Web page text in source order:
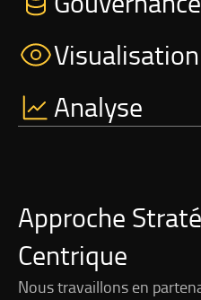
Visualisation
Analyse
Approche
Centrique
Nous travaillons en